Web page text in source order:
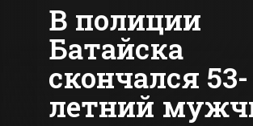
В полиции
Батайска
скончался 53-
летний